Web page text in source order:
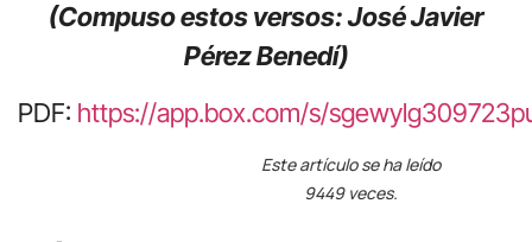
(Compuso estos versos: José Javier
Pérez Benedí)
PDF: https://app.box.com/s/
Este artículo se ha leído
9449 veces.